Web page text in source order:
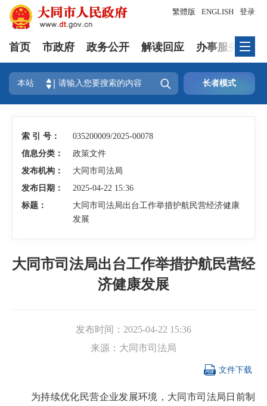
登录
繁體版 ENGLISH
首页 市政府 政务公开 解读回应 办事服务
本站  长者模式
索 引 号：
035200009/2025-00078
信息分类：
政策文件
发布机构：
大同市司法局
发布日期：
2025-04-22 15:36
标题：
大同市司法局出台工作举措护航民营经济健康
发展
大同市司法局出台工作举措护航民营经
济健康发展
发布时间： 2025-04-22 15:36
来源： 大同市司法局
 文件下载
为持续优化民营企业发展环境，大同市司法局日前制